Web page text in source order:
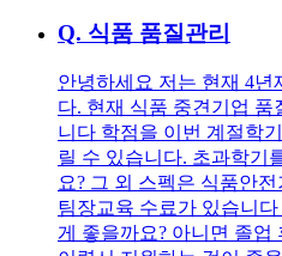
Q. 식품 품질관리
안녕하세요 저는 현재 4년
다. 현재 식품 중견기업
니다 학점을 이번 계절학
릴 수 있습니다. 초과학기
요? 그 외 스펙은 식품안
팀장교육 수료가 있습니
게 좋을까요? 아니면 졸업